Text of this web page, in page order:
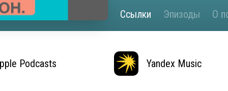
Ссылки Эпизоды О
Podcasts Yandex Music